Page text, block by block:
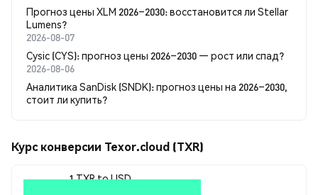
Прогноз цены XLM 2026–2030: восстановится ли Stellar
Lumens?
2026-08-07
Cysic (CYS): прогноз цены 2026–2030 — рост или спад?
2026-08-06
Аналитика SanDisk (SNDK): прогноз цены на 2026–2030,
стоит ли купить?
Курс конверсии Texor.cloud (TXR)
1 TXR to USD